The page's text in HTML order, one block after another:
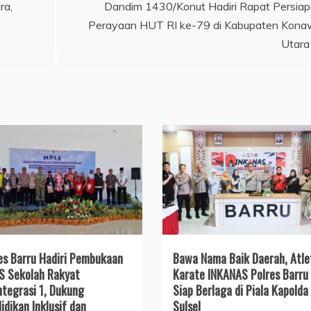
Dandim 1430/Konut Hadiri Rapat
Perayaan HUT RI ke-79 di Kabupaten
Utara
Barru Hadiri Pembukaan
Sekolah Rakyat
1, Dukung
Inklusif dan
​Bawa Nama Baik Daerah,
Karate INKANAS Polres Barru
Siap Berlaga di Piala Kapolda
Sulsel